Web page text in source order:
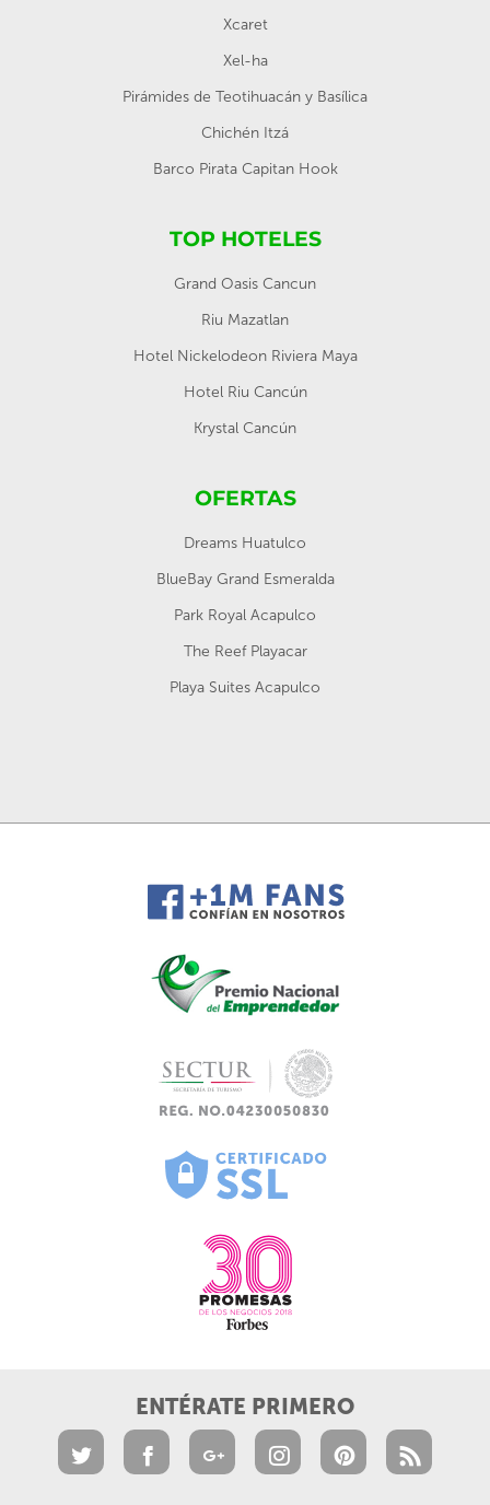
Xcaret
Xel-ha
Pirámides de Teotihuacán y Basílica
Chichén Itzá
Barco Pirata Capitan Hook
TOP HOTELES
Grand Oasis Cancun
Riu Mazatlan
Hotel Nickelodeon Riviera Maya
Hotel Riu Cancún
Krystal Cancún
OFERTAS
Dreams Huatulco
BlueBay Grand Esmeralda
Park Royal Acapulco
The Reef Playacar
Playa Suites Acapulco
ENTÉRATE PRIMERO